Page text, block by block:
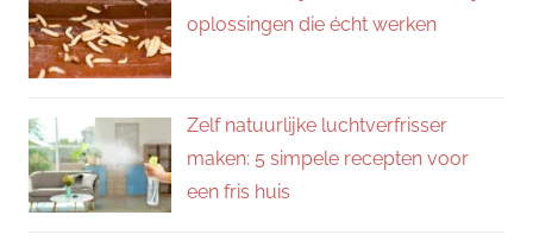
oplossingen die écht werken
Zelf natuurlijke luchtverfrisser
maken: 5 simpele recepten voor
een fris huis